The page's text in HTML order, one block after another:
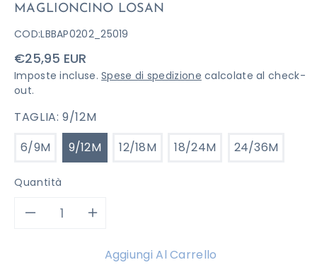
MAGLIONCINO LOSAN
COD:LBBAP0202_25019
Prezzo
di
listino
€25,95 EUR
Imposte incluse.Spese di spedizione calcolate al check-
out.
TAGLIA:9/12M
6/9M
9/12M 12/18M 18/24M 24/36M
Quantità
Diminuisci
quantità
Aumenta
quantità
Aggiungi Al Carrello